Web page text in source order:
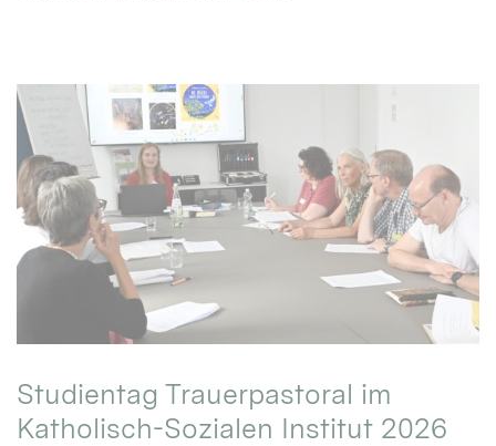
Studientag Trauerpastoral im
Katholisch-Sozialen Institut 2026